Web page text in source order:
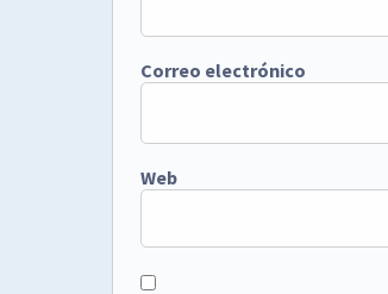
Correo electrónico
Web